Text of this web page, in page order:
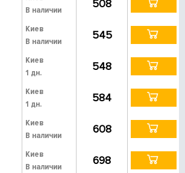
В наличии
508
Киев
В наличии
545
Киев
1 дн.
548
Киев
1 дн.
584
Киев
В наличии
608
Киев
В наличии
698